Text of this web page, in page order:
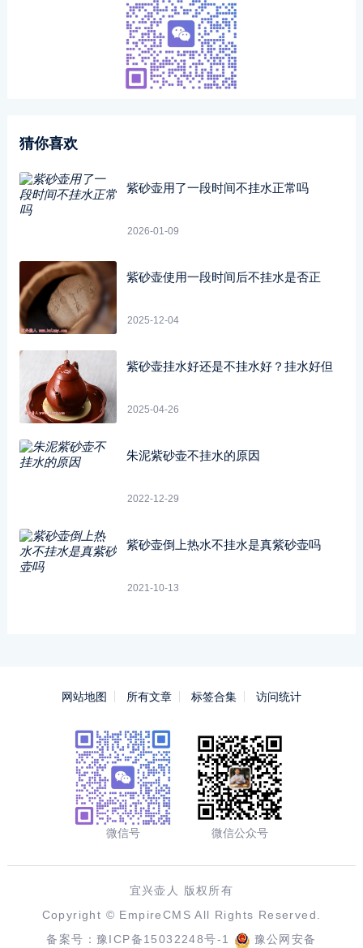
猜你喜欢
紫砂壶用了一段时间不挂水正常吗
2026-01-09
紫砂壶使用一段时间后不挂水是否正
2025-12-04
紫砂壶挂水好还是不挂水好？挂水好但
2025-04-26
朱泥紫砂壶不挂水的原因
2022-12-29
紫砂壶倒上热水不挂水是真紫砂壶吗
2021-10-13
网站地图 所有文章 标签合集 访问统计
微信号 微信公众号
宜兴壶人 版权所有
Copyright © EmpireCMS All Rights Reserved.
备案号：豫ICP备15032248号-1 豫公网安备